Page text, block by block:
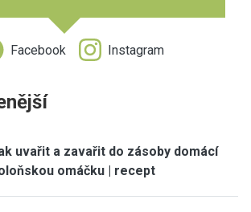
Facebook Instagram
uvařit a zavařit do zásoby domácí
omáčku | recept